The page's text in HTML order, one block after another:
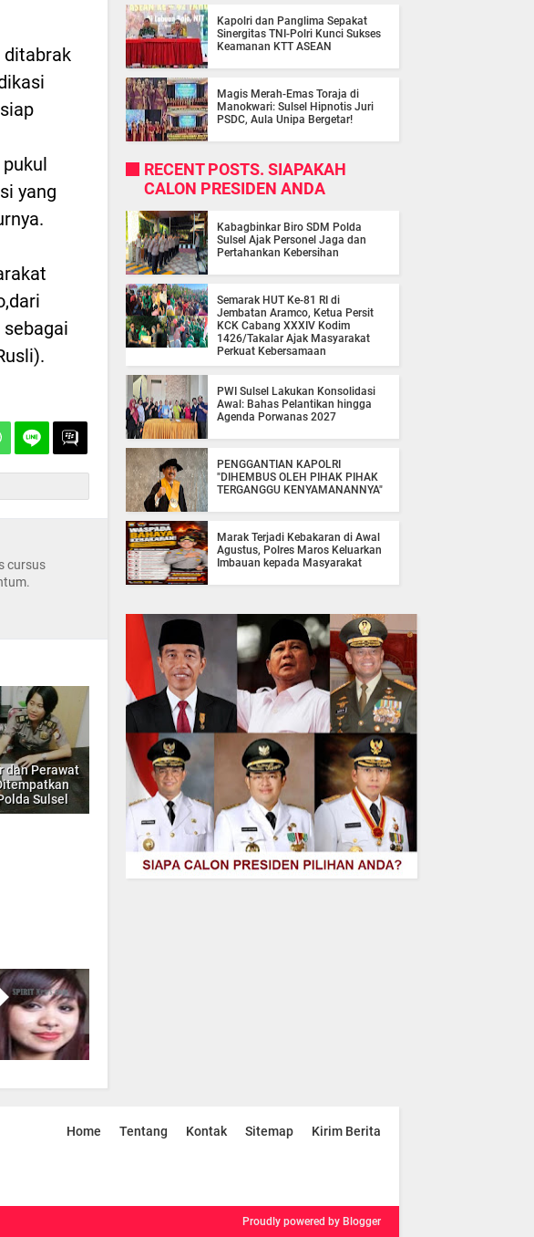
ditabrak
yang
cursus
dan Perawat
Sulsel
Kapolri dan Panglima Sepakat
Sinergitas TNI-Polri Kunci Sukses
Keamanan KTT ASEAN
Magis Merah-Emas Toraja di
Manokwari: Sulsel Hipnotis Juri
PSDC, Aula Unipa Bergetar!
RECENT POSTS. SIAPAKAH
CALON PRESIDEN ANDA
Kabagbinkar Biro SDM Polda
Sulsel Ajak Personel Jaga dan
Pertahankan Kebersihan
Semarak HUT Ke-81 RI di
Jembatan Aramco, Ketua Persit
KCK Cabang XXXIV Kodim
1426/Takalar Ajak Masyarakat
Perkuat Kebersamaan
PWI Sulsel Lakukan Konsolidasi
Awal: Bahas Pelantikan hingga
Agenda Porwanas 2027
PENGGANTIAN KAPOLRI
"DIHEMBUS OLEH PIHAK PIHAK
TERGANGGU KENYAMANANNYA"
Marak Terjadi Kebakaran di Awal
Agustus, Polres Maros Keluarkan
Imbauan kepada Masyarakat
Home Tentang Kontak Sitemap Kirim Berita
Proudly powered by Blogger